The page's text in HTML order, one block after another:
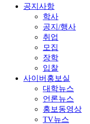
공지사항
학사
공지/행사
취업
모집
장학
입찰
사이버홍보실
대학뉴스
언론뉴스
홍보동영상
TV뉴스